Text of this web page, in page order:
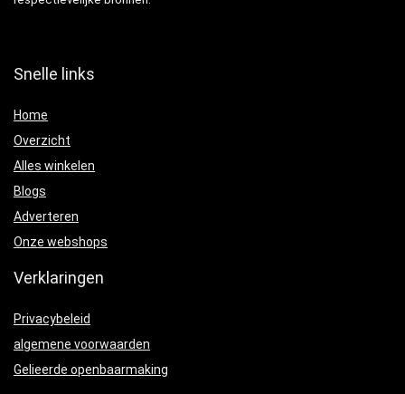
Snelle links
Home
Overzicht
Alles winkelen
Blogs
Adverteren
Onze webshops
Verklaringen
Privacybeleid
algemene voorwaarden
Gelieerde openbaarmaking